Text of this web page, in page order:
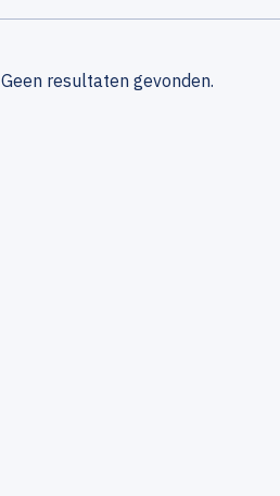
Geen resultaten gevonden.